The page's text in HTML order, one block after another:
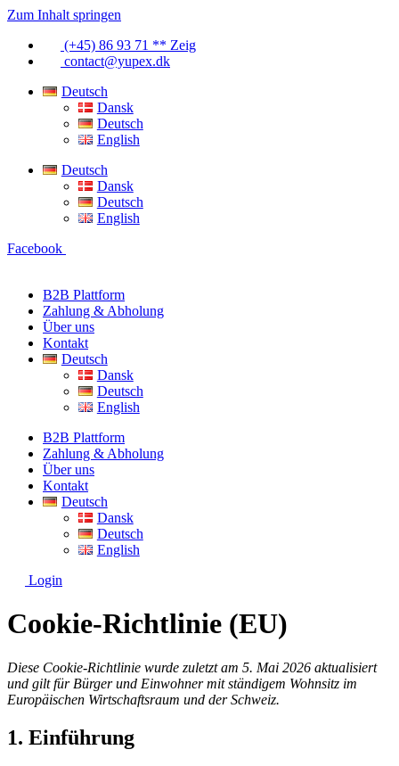
Zum Inhalt springen
(+45) 86 93 71 ** Zeig
contact@yupex.dk
Deutsch
Dansk
Deutsch
English
Deutsch
Dansk
Deutsch
English
Facebook
B2B Plattform
Zahlung & Abholung
Über uns
Kontakt
Deutsch
Dansk
Deutsch
English
B2B Plattform
Zahlung & Abholung
Über uns
Kontakt
Deutsch
Dansk
Deutsch
English
Login
Cookie-Richtlinie (EU)
Diese Cookie-Richtlinie wurde zuletzt am 5. Mai 2026 aktualisiert
und gilt für Bürger und Einwohner mit ständigem Wohnsitz im
Europäischen Wirtschaftsraum und der Schweiz.
1. Einführung